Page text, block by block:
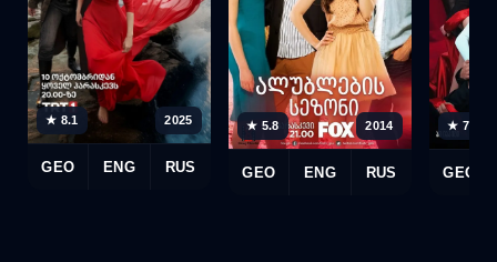
★ 8.1 2025
GEO ENG RUS
★ 5.8 2014
GEO ENG RUS
★ 7.2
GEO